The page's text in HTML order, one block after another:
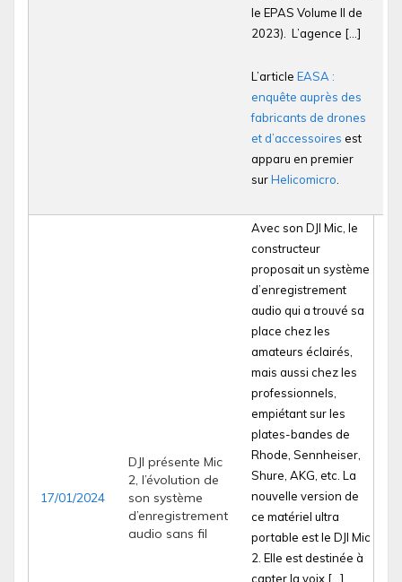
le EPAS Volume II de
2023). L’agence […]
L’article EASA :
enquête auprès des
fabricants de drones
et d’accessoires est
apparu en premier
surHelicomicro
17/01/2024
DJI présente Mic
2, l’évolution de
son système
d’enregistrement
audio sans fil
Avec son DJI Mic, le
constructeur
proposait un système
d’enregistrement
audio qui a trouvé sa
place chez les
amateurs éclairés,
mais aussi chez les
professionnels,
empiétant sur les
plates-bandes de
Rhode, Sennheiser,
Shure, AKG, etc. La
nouvelle version de
ce matériel ultra
portable est le DJI Mic
2. Elle est destinée à
capter la voix […]